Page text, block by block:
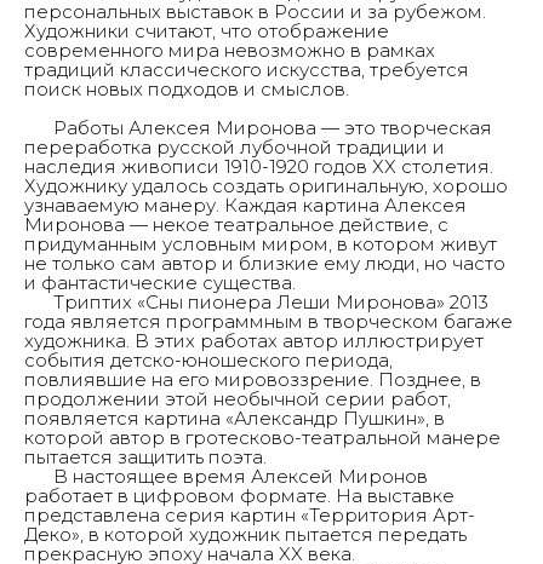
персональных выставок в России и за рубежом.
Художники считают, что отображение
современного мира невозможно в рамках
традиций классического искусства, требуется
поиск новых подходов и смыслов.
Работы Алексея Миронова — это творческая
переработка русской лубочной традиции и
наследия живописи 1910-1920 годов XX столетия.
Художнику удалось создать оригинальную, хорошо
узнаваемую манеру. Каждая картина Алексея
Миронова — некое театральное действие, с
придуманным условным миром, в котором живут
не только сам автор и близкие ему люди, но часто
и фантастические существа.
Триптих «Сны пионера Леши Миронова» 2013
года является программным в творческом багаже
художника. В этих работах автор иллюстрирует
события детско-юношеского периода,
повлиявшие на его мировоззрение. Позднее, в
продолжении этой необычной серии работ,
появляется картина «Александр Пушкин», в
которой автор в гротесково-театральной манере
пытается защитить поэта.
В настоящее время Алексей Миронов
работает в цифровом формате. На выставке
представлена серия картин «Территория Арт-
Деко», в которой художник пытается передать
прекрасную эпоху начала XX века.